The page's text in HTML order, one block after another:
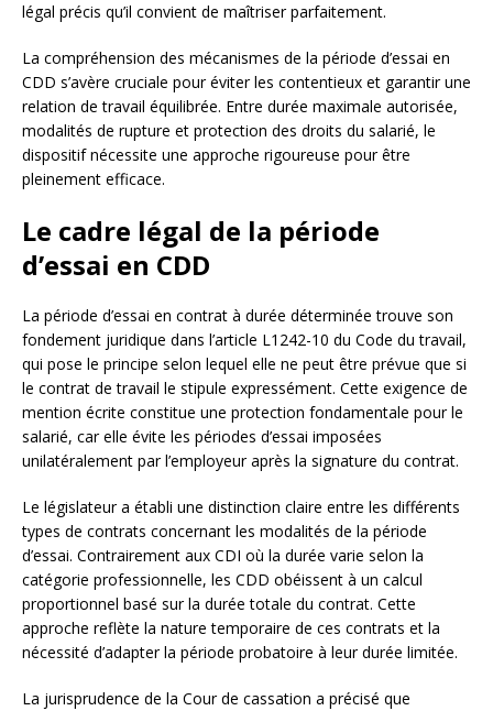
légal précis qu’il convient de maîtriser parfaitement.
La compréhension des mécanismes de la période d’essai en
CDD s’avère cruciale pour éviter les contentieux et garantir une
relation de travail équilibrée. Entre durée maximale autorisée,
modalités de rupture et protection des droits du salarié, le
dispositif nécessite une approche rigoureuse pour être
pleinement efficace.
Le cadre légal de la période
d’essai en CDD
La période d’essai en contrat à durée déterminée trouve son
fondement juridique dans l’article L1242-10 du Code du travail,
qui pose le principe selon lequel elle ne peut être prévue que si
le contrat de travail le stipule expressément. Cette exigence de
mention écrite constitue une protection fondamentale pour le
salarié, car elle évite les périodes d’essai imposées
unilatéralement par l’employeur après la signature du contrat.
Le législateur a établi une distinction claire entre les différents
types de contrats concernant les modalités de la période
d’essai. Contrairement aux CDI où la durée varie selon la
catégorie professionnelle, les CDD obéissent à un calcul
proportionnel basé sur la durée totale du contrat. Cette
approche reflète la nature temporaire de ces contrats et la
nécessité d’adapter la période probatoire à leur durée limitée.
La jurisprudence de la Cour de cassation a précisé que